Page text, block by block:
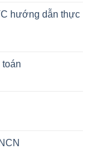
hướng dẫn thực